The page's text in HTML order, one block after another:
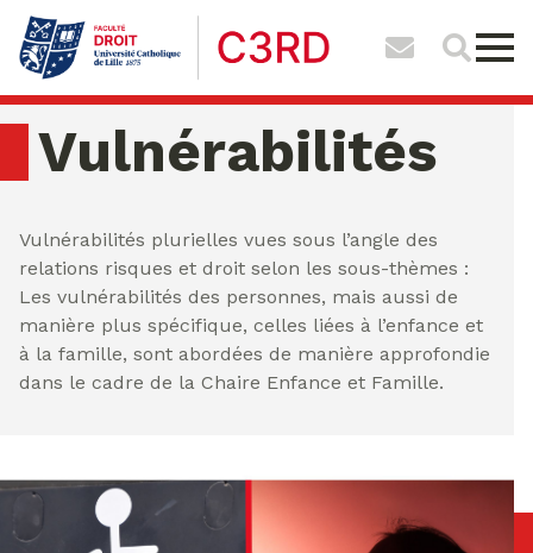
Vulnérabilités
Vulnérabilités plurielles vues sous l’angle des
relations risques et droit selon les sous-thèmes :
Les vulnérabilités des personnes, mais aussi de
manière plus spécifique, celles liées à l’enfance et
à la famille, sont abordées de manière approfondie
dans le cadre de la Chaire Enfance et Famille.